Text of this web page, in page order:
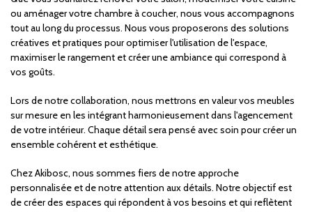
ou aménager votre chambre à coucher, nous vous accompagnons
tout au long du processus. Nous vous proposerons des solutions
créatives et pratiques pour optimiser l'utilisation de l'espace,
maximiser le rangement et créer une ambiance qui correspond à
vos goûts.
Lors de notre collaboration, nous mettrons en valeur vos meubles
sur mesure en les intégrant harmonieusement dans l'agencement
de votre intérieur. Chaque détail sera pensé avec soin pour créer un
ensemble cohérent et esthétique.
Chez Akibosc, nous sommes fiers de notre approche
personnalisée et de notre attention aux détails. Notre objectif est
de créer des espaces qui répondent à vos besoins et qui reflètent